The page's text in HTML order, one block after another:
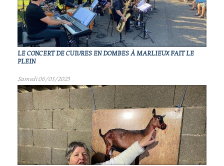
LE CONCERT DE CUIVRES EN DOMBES À MARLIEUX FAIT LE
PLEIN
Samedi 06/05/2023